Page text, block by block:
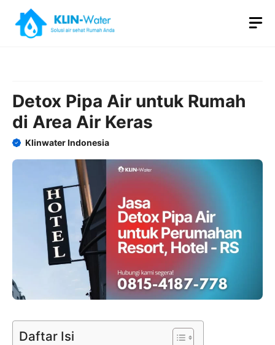
content
Detox Pipa Air untuk Rumah
di Area Air Keras
Klinwater Indonesia
Daftar Isi